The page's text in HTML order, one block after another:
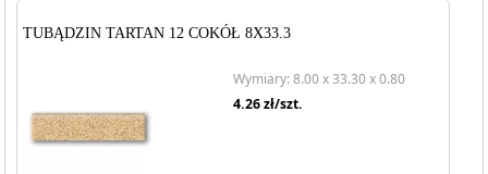
TUBĄDZIN TARTAN 12 COKÓŁ 8X33.3
Wymiary: 8.00 x 33.30 x 0.80
4.26zł/szt.